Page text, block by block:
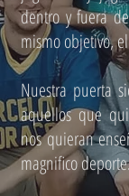
dentro y fuera
mismo objetivo,
Nuestra puerta
aquellos que
nos quieran
magnifico